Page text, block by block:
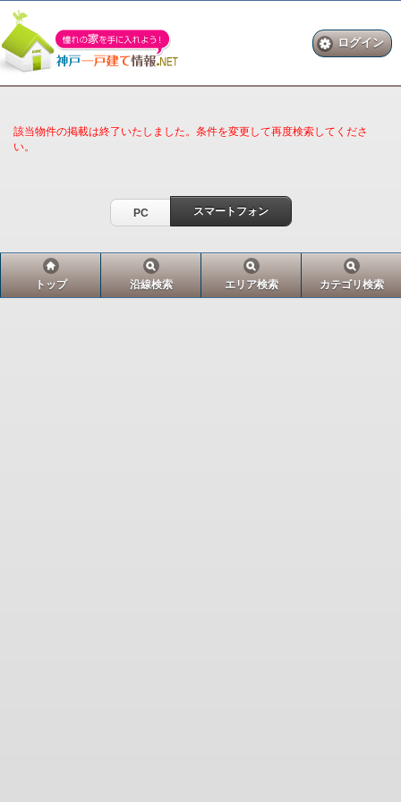
ログイン
該当物件の掲載は終了いたしました。条件を変更して再度検索してくださ
い。
PC スマートフォン
トップ 沿線検索 エリア検索 カテゴリ検索